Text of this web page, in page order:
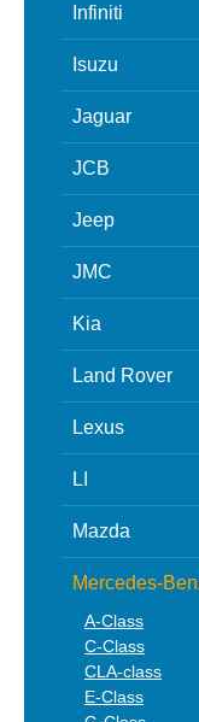
Infiniti
Isuzu
Jaguar
JCB
Jeep
JMC
Kia
Land Rover
Lexus
LI
Mazda
Mercedes-
A-Class
C-Class
CLA-class
E-Class